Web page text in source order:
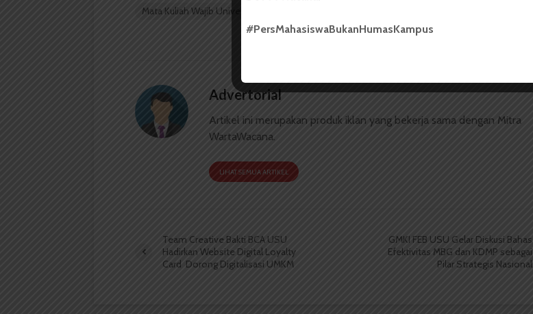
Mata Kuliah Wajib Universitas
Advertorial
Artikel ini merupakan produk iklan yang bekerja sama dengan Mitra
WartaWacana.
LIHAT SEMUA ARTIKEL
Team Creative Bakti BCA USU
Hadirkan Website Digital Loyalty
Card Dorong Digitalisasi UMKM
GMKI FEB USU Gelar Diskusi Bahas
Efektivitas MBG dan KDMP sebagai
Pilar Strategis Nasional
#PersMahasiswaBukanHumasKampus